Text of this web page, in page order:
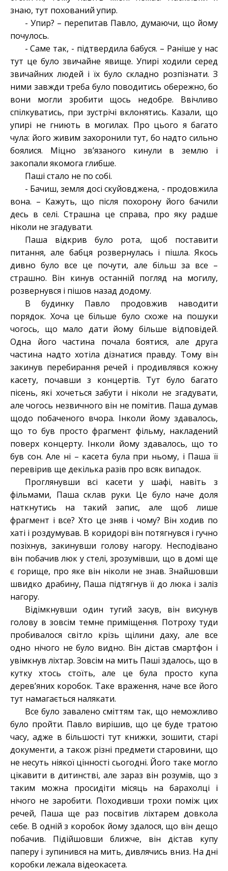
знаю, тут похований упир.
- Упир? – перепитав Павло, думаючи, що йому
почулось.
- Саме так, - підтвердила бабуся. – Раніше у нас
тут це було звичайне явище. Упирі ходили серед
звичайних людей і їх було складно розпізнати. З
ними завжди треба було поводитись обережно, бо
вони могли зробити щось недобре. Ввічливо
спілкуватись, при зустрічі вклонятись. Казали, що
упирі не гниють в могилах. Про цього я багато
чула: його живим захоронили тут, бо надто сильно
боялися. Міцно зв’язаного кинули в землю і
закопали якомога глибше.
Паші стало не по собі.
- Бачиш, земля досі скуйовджена, - продовжила
вона. – Кажуть, що після похорону його бачили
десь в селі. Страшна це справа, про яку радше
ніколи не згадувати.
Паша відкрив було рота, щоб поставити
питання, але бабця розвернулась і пішла. Якось
дивно було все це почути, але більш за все –
страшно. Він кинув останній погляд на могилу,
розвернувся і пішов назад додому.
В будинку Павло продовжив наводити
порядок. Хоча це більше було схоже на пошуки
чогось, що мало дати йому більше відповідей.
Одна його частина почала боятися, але друга
частина надто хотіла дізнатися правду. Тому він
закинув перебирання речей і продивлявся кожну
касету, почавши з концертів. Тут було багато
пісень, які хочеться забути і ніколи не згадувати,
але чогось незвичного він не помітив. Паша думав
щодо побаченого вчора. Інколи йому здавалось,
що то був просто фрагмент фільму, накладений
поверх концерту. Інколи йому здавалось, що то
був сон. Але ні – касета була при ньому, і Паша її
перевірив ще декілька разів про всяк випадок.
Проглянувши всі касети у шафі, навіть з
фільмами, Паша склав руки. Це було наче доля
наткнутись на такий запис, але щоб лише
фрагмент і все? Хто це зняв і чому? Він ходив по
хаті і роздумував. В коридорі він потягнувся і гучно
позіхнув, закинувши голову нагору. Несподівано
він побачив люк у стелі, зрозумівши, що в домі ще
є горище, про яке він ніколи не знав. Знайшовши
швидко драбину, Паша підтягнув її до люка і заліз
нагору.
Відімкнувши один тугий засув, він висунув
голову в зовсім темне приміщення. Потроху туди
пробивалося світло крізь щілини даху, але все
одно нічого не було видно. Він дістав смартфон і
увімкнув ліхтар. Зовсім на мить Паші здалось, що в
кутку хтось стоїть, але це була просто купа
дерев’яних коробок. Таке враження, наче все його
тут намагається налякати.
Все було завалено сміттям так, що неможливо
було пройти. Павло вирішив, що це буде тратою
часу, адже в більшості тут книжки, зошити, старі
документи, а також різні предмети старовини, що
не несуть ніякої цінності сьогодні. Його таке могло
цікавити в дитинстві, але зараз він розумів, що з
таким можна просидіти місяць на барахолці і
нічого не заробити. Походивши трохи поміж цих
речей, Паша ще раз посвітив ліхтарем довкола
себе. В одній з коробок йому здалося, що він дещо
побачив. Підійшовши ближче, він дістав купу
паперу і зупинився на мить, дивлячись вниз. На дні
коробки лежала відеокасета.